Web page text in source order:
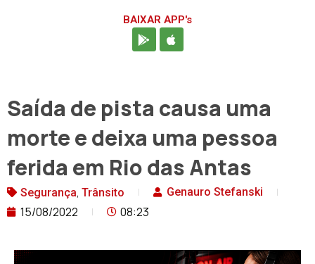
BAIXAR APP's
Saída de pista causa uma
morte e deixa uma pessoa
ferida em Rio das Antas
Segurança, Trânsito Genauro Stefanski
15/08/2022 08:23